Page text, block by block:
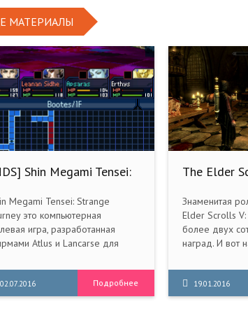
МАТЕРИАЛЫ
Shin Megami Tensei:
Journey [ENG] 2009
Megami Tensei: Strange
это компьютерная
игра, разработанная
Atlus и Lancarse для
опубликована издателем в
году в Японии и в 2010 году
Америке.
02.07.2016 Подробнее
The Elder
PC | RePack
Механики
Знаменитая
Elder Scrolls
более двух
наград. И вот
включающего
оригинальную
дополнения к
19.01.2016